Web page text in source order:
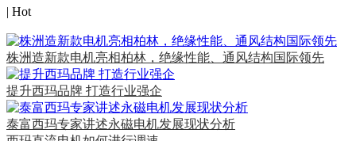
| Hot
株洲造新款电机亮相柏林，绝缘性能、通风结构国际领先
提升西玛品牌 打造行业强企
泰富西玛专家讲述永磁电机发展现状分析